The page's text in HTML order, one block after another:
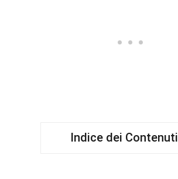
Indice dei Contenuti